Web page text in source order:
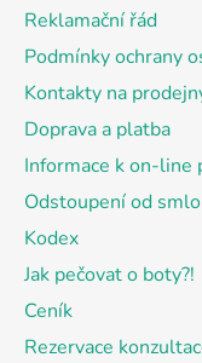
Reklamační řád
Podmínky ochrany
Kontakty na
Doprava a platba
Informace k on-line
Odstoupení od
Kodex
Jak pečovat o boty?!
Ceník
Rezervace